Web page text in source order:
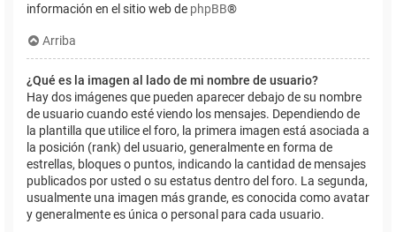
información en el sitio web de phpBB®
Arriba
¿Qué es la imagen al lado de mi nombre de usuario?
Hay dos imágenes que pueden aparecer debajo de su nombre
de usuario cuando esté viendo los mensajes. Dependiendo de
la plantilla que utilice el foro, la primera imagen está asociada a
la posición (rank) del usuario, generalmente en forma de
estrellas, bloques o puntos, indicando la cantidad de mensajes
publicados por usted o su estatus dentro del foro. La segunda,
usualmente una imagen más grande, es conocida como avatar
y generalmente es única o personal para cada usuario.